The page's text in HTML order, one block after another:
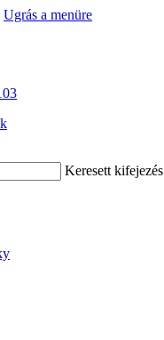
Ugrás a menüre
Keresett kifejezés